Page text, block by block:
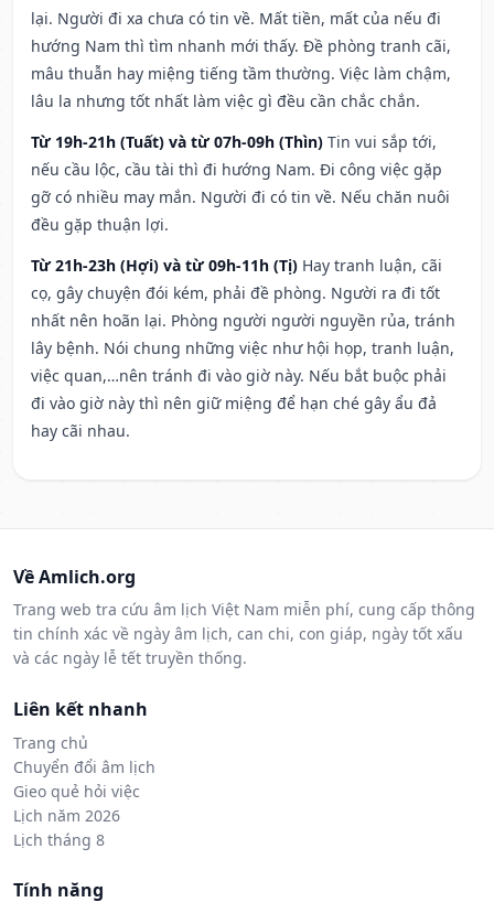
lại. Người đi xa chưa có tin về. Mất tiền, mất của nếu đi
hướng Nam thì tìm nhanh mới thấy. Đề phòng tranh cãi,
mâu thuẫn hay miệng tiếng tầm thường. Việc làm chậm,
lâu la nhưng tốt nhất làm việc gì đều cần chắc chắn.
Từ 19h-21h (Tuất) và từ 07h-09h (Thìn) Tin vui sắp tới,
nếu cầu lộc, cầu tài thì đi hướng Nam. Đi công việc gặp
gỡ có nhiều may mắn. Người đi có tin về. Nếu chăn nuôi
đều gặp thuận lợi.
Từ 21h-23h (Hợi) và từ 09h-11h (Tị) Hay tranh luận, cãi
cọ, gây chuyện đói kém, phải đề phòng. Người ra đi tốt
nhất nên hoãn lại. Phòng người người nguyền rủa, tránh
lây bệnh. Nói chung những việc như hội họp, tranh luận,
việc quan,…nên tránh đi vào giờ này. Nếu bắt buộc phải
đi vào giờ này thì nên giữ miệng để hạn ché gây ẩu đả
hay cãi nhau.
Về Amlich.org
Trang web tra cứu âm lịch Việt Nam miễn phí, cung cấp thông
tin chính xác về ngày âm lịch, can chi, con giáp, ngày tốt xấu
và các ngày lễ tết truyền thống.
Liên kết nhanh
Trang chủ
Chuyển đổi âm lịch
Gieo quẻ hỏi việc
Lịch năm 2026
Lịch tháng 8
Tính năng